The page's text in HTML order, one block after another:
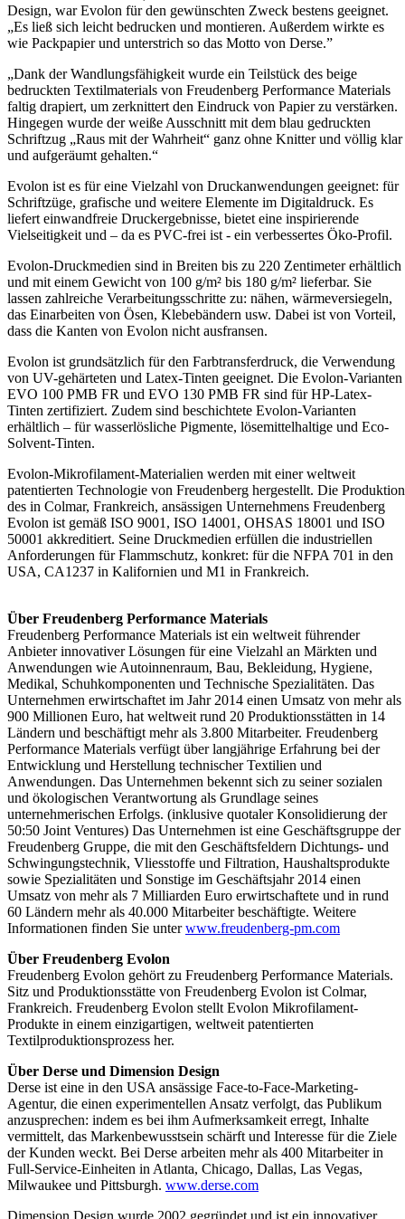
Design, war Evolon für den gewünschten Zweck bestens geeignet.
„Es ließ sich leicht bedrucken und montieren. Außerdem wirkte es
wie Packpapier und unterstrich so das Motto von Derse.”
„Dank der Wandlungsfähigkeit wurde ein Teilstück des beige
bedruckten Textilmaterials von Freudenberg Performance Materials
faltig drapiert, um zerknittert den Eindruck von Papier zu verstärken.
Hingegen wurde der weiße Ausschnitt mit dem blau gedruckten
Schriftzug „Raus mit der Wahrheit“ ganz ohne Knitter und völlig klar
und aufgeräumt gehalten.“
Evolon ist es für eine Vielzahl von Druckanwendungen geeignet: für
Schriftzüge, grafische und weitere Elemente im Digitaldruck. Es
liefert einwandfreie Druckergebnisse, bietet eine inspirierende
Vielseitigkeit und – da es PVC-frei ist - ein verbessertes Öko-Profil.
Evolon-Druckmedien sind in Breiten bis zu 220 Zentimeter erhältlich
und mit einem Gewicht von 100 g/m² bis 180 g/m² lieferbar. Sie
lassen zahlreiche Verarbeitungsschritte zu: nähen, wärmeversiegeln,
das Einarbeiten von Ösen, Klebebändern usw. Dabei ist von Vorteil,
dass die Kanten von Evolon nicht ausfransen.
Evolon ist grundsätzlich für den Farbtransferdruck, die Verwendung
von UV-gehärteten und Latex-Tinten geeignet. Die Evolon-Varianten
EVO 100 PMB FR und EVO 130 PMB FR sind für HP-Latex-
Tinten zertifiziert. Zudem sind beschichtete Evolon-Varianten
erhältlich – für wasserlösliche Pigmente, lösemittelhaltige und Eco-
Solvent-Tinten.
Evolon-Mikrofilament-Materialien werden mit einer weltweit
patentierten Technologie von Freudenberg hergestellt. Die Produktion
des in Colmar, Frankreich, ansässigen Unternehmens Freudenberg
Evolon ist gemäß ISO 9001, ISO 14001, OHSAS 18001 und ISO
50001 akkreditiert. Seine Druckmedien erfüllen die industriellen
Anforderungen für Flammschutz, konkret: für die NFPA 701 in den
USA, CA1237 in Kalifornien und M1 in Frankreich.
Über Freudenberg Performance Materials
Freudenberg Performance Materials ist ein weltweit führender
Anbieter innovativer Lösungen für eine Vielzahl an Märkten und
Anwendungen wie Autoinnenraum, Bau, Bekleidung, Hygiene,
Medikal, Schuhkomponenten und Technische Spezialitäten. Das
Unternehmen erwirtschaftet im Jahr 2014 einen Umsatz von mehr als
900 Millionen Euro, hat weltweit rund 20 Produktionsstätten in 14
Ländern und beschäftigt mehr als 3.800 Mitarbeiter. Freudenberg
Performance Materials verfügt über langjährige Erfahrung bei der
Entwicklung und Herstellung technischer Textilien und
Anwendungen. Das Unternehmen bekennt sich zu seiner sozialen
und ökologischen Verantwortung als Grundlage seines
unternehmerischen Erfolgs. (inklusive quotaler Konsolidierung der
50:50 Joint Ventures) Das Unternehmen ist eine Geschäftsgruppe der
Freudenberg Gruppe, die mit den Geschäftsfeldern Dichtungs- und
Schwingungstechnik, Vliesstoffe und Filtration, Haushaltsprodukte
sowie Spezialitäten und Sonstige im Geschäftsjahr 2014 einen
Umsatz von mehr als 7 Milliarden Euro erwirtschaftete und in rund
60 Ländern mehr als 40.000 Mitarbeiter beschäftigte. Weitere
Informationen finden Sie unterwww.freudenberg-pm.com
Über Freudenberg Evolon
Freudenberg Evolon gehört zu Freudenberg Performance Materials.
Sitz und Produktionsstätte von Freudenberg Evolon ist Colmar,
Frankreich. Freudenberg Evolon stellt Evolon Mikrofilament-
Produkte in einem einzigartigen, weltweit patentierten
Textilproduktionsprozess her.
Über Derse und Dimension Design
Derse ist eine in den USA ansässige Face-to-Face-Marketing-
Agentur, die einen experimentellen Ansatz verfolgt, das Publikum
anzusprechen: indem es bei ihm Aufmerksamkeit erregt, Inhalte
vermittelt, das Markenbewusstsein schärft und Interesse für die Ziele
der Kunden weckt. Bei Derse arbeiten mehr als 400 Mitarbeiter in
Full-Service-Einheiten in Atlanta, Chicago, Dallas, Las Vegas,
Milwaukee und Pittsburgh. www.derse.com
Dimension Design wurde 2002 gegründet und ist ein innovativer